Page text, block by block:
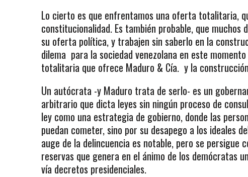
Lo cierto es que enfrentamos una oferta totalitaria,
constitucionalidad. Es también probable, que
su oferta política, y trabajen sin saberlo en la
dilema para la sociedad venezolana en este
totalitaria que ofrece Maduro & Cía. y la
Un autócrata -y Maduro trata de serlo- es un
arbitrario que dicta leyes sin ningún proceso de
ley como una estrategia de gobierno, donde las
puedan cometer, sino por su desapego a los ideales
auge de la delincuencia es notable, pero se persigue
reservas que genera en el ánimo de los demócratas
vía decretos presidenciales.